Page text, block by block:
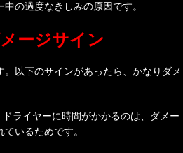
の過度なきしみの原因です。
ージサイン
以下のサインがあったら、かなりダメ
ライヤーに時間がかかるのは、ダメー
いるためです。